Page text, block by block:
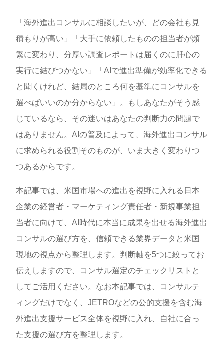
「海外進出コンサルに相談したいが、どの会社も見
積もりが高い」「大手に依頼したものの担当者が頻
繁に変わり、分厚い調査レポートは届くのに肝心の
実行に結びつかない」「AIで進出準備が効率化できる
と聞くけれど、結局のところ何を基準にコンサルを
選べばいいのか分からない」。もしあなたがそう感
じているなら、その迷いはあなたの判断力の問題で
はありません。AIの普及によって、海外進出コンサル
に求められる役割そのものが、いま大きく変わりつ
つあるからです。
本記事では、米国市場への進出を視野に入れる日本
企業の経営者・マーケティング責任者・新規事業担
当者に向けて、AI時代に本当に成果を出せる海外進出
コンサルの選び方を、信頼できる業界データと米国
現地の視点から整理します。判断軸を5つに絞ってお
伝えしますので、コンサル選定のチェックリストと
してご活用ください。なお本記事では、コンサルテ
ィングだけでなく、JETROなどの公的支援を含む海
外進出支援サービス全体を視野に入れ、自社に合っ
た支援の選び方を整理します。